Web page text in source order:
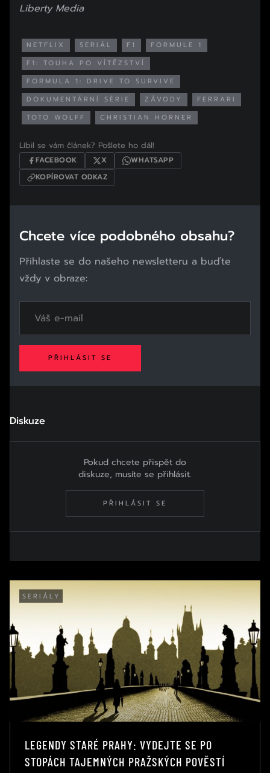
Liberty Media
NETFLIX SERIÁL F1
FORMULE 1
F1: TOUHA PO VÍTĚZSTVÍ
FORMULA 1: DRIVE TO SURVIVE
DOKUMENTÁRNÍ SÉRIE
ZÁVODY
FERRARI
TOTO WOLFF
CHRISTIAN HORNER
Líbil se vám článek? Pošlete ho dál!
FACEBOOK X
WHATSAPP
KOPÍROVAT ODKAZ
Chcete více podobného obsahu?
Přihlaste se do našeho newsletteru a buďte
vždy v obraze:
PŘIHLÁSIT SE
Diskuze
Pokud chcete přispět do
diskuze, musíte se přihlásit.
PŘIHLÁSIT SE
SERIÁLY
LEGENDY STARÉ PRAHY: VYDEJTE SE PO
STOPÁCH TAJEMNÝCH PRAŽSKÝCH POVĚSTÍ